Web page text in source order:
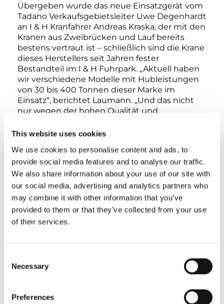
This website uses cookies
We use cookies to personalise content and ads, to
provide social media features and to analyse our traffic.
We also share information about your use of our site with
our social media, advertising and analytics partners who
may combine it with other information that you’ve
provided to them or that they’ve collected from your use
of their services.
Selection
Necessary
Preferences
Übergeben wurde das neue Einsatzgerät vom
Tadano Verkaufsgebietsleiter Uwe Degenhardt
an I & H Kranfahrer Andreas Kraska, der mit den
Kranen aus Zweibrücken und Lauf bereits
bestens vertraut ist – schließlich sind die Krane
dieses Herstellers seit Jahren fester
Bestandteil im I & H Fuhrpark. „Aktuell haben
wir verschiedene Modelle mit Hubleistungen
von 30 bis 400 Tonnen dieser Marke im
Einsatz“, berichtet Laumann. „Und das nicht
nur wegen der hohen Qualität und
wegen unserer guten und vertrauensvollen
und mit Herrn Degenhardt im Besonderen“,
unterstreicht Geschäftsführer Michael Ide, der
den neuen AC 3.060-1 vorwiegend im Stahlbau
einsetzen wird, da er dort seine konstruktiven
Vorteile optimal ausspielen kann.
HANDOVER